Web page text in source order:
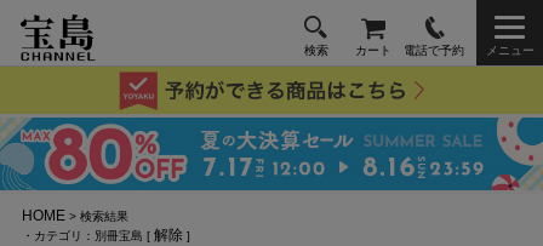
検索 カート 電話で予約 メニュー
HOME > 検索結果
・カテゴリ：別冊宝島 [解除 ]